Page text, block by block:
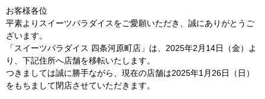
お客様各位
平素よりスイーツパラダイスをご愛願いただき、誠にありがとうご
ざいます。
「スイーツパラダイス 四条河原町店」は、2025年2月14日（金）よ
り、下記住所へ店舗を移転いたします。
つきましては誠に勝手ながら、現在の店舗は2025年1月26日（日）
をもちまして閉店させていただきます。